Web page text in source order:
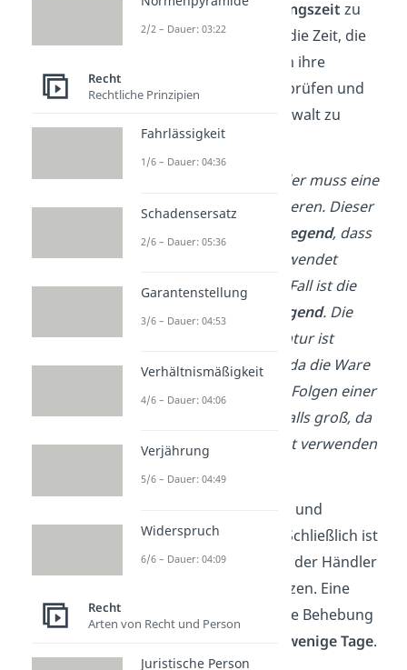
Überlegungs- und Prüfungszeit zu
berücksichtigen. Das ist die Zeit, die
eine Person benötigt, um ihre
Handlung zu planen, zu prüfen und
eventuell einen Rechtsanwalt zu
kontaktieren.
Angenommen, ein Händler muss eine
beschädigteWare
reparieren. Dieser
Schaden ist so
schwerwiegend, dass
die Ware nicht mehr verwendet
werden kann. In diesem Fall ist die
Handlung also
sehr dringend. Die
Schwierigkeit der Reparatur ist
hingegen nicht so groß, da die Ware
einfach ersetzt wird. Die Folgen einer
Verzögerung sind ebenfalls groß, da
der Käufer die Ware nicht verwenden
kann.
Hier ist die Überlegungs- und
Prüfungszeitsehr kurz
. Schließlich ist
der Mangel bekannt und der Händler
muss die Ware nur ersetzen. Eine
angemessene Frist für die Behebung
wenige Tage.
2/2 – Dauer: 03:22
Recht
Rechtliche Prinzipien
Fahrlässigkeit
1/6 – Dauer: 04:36
Schadensersatz
2/6 – Dauer: 05:36
Garantenstellung
3/6 – Dauer: 04:53
Verhältnismäßigkeit
4/6 – Dauer: 04:06
Verjährung
5/6 – Dauer: 04:49
Widerspruch
6/6 – Dauer: 04:09
Recht
Arten von Recht und Person
Juristische Person